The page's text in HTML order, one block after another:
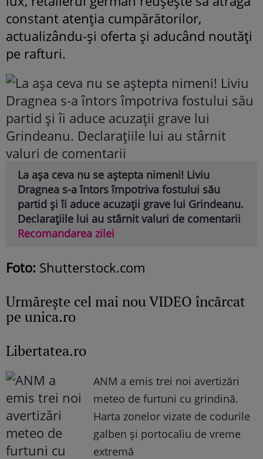
constant atenția cumpărătorilor,
actualizându-și oferta și aducând noutăți
pe rafturi.
La așa ceva nu se aștepta nimeni! Liviu
Dragnea s-a întors împotriva fostului său
partid și îi aduce acuzații grave lui Grindeanu.
Declarațiile lui au stârnit valuri de comentarii
Recomandarea zilei
Foto: Shutterstock.com
Urmăreşte cel mai nou VIDEO încărcat
pe unica.ro
Libertatea.ro
ANM a emis trei noi avertizări
meteo de furtuni cu grindină.
Harta zonelor vizate de codurile
galben și portocaliu de vreme
extremă